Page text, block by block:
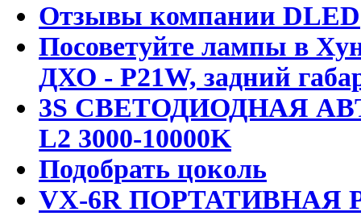
Отзывы компании DLED
Посоветуйте лампы в
ДХО - P21W, задний
3S СВЕТОДИОДНАЯ
L2 3000-10000K
Подобрать цоколь
VX-6R ПОРТАТИВНАЯ